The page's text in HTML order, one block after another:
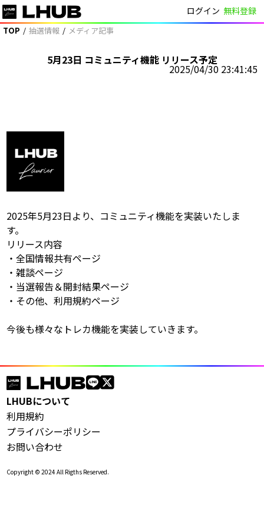
LHUB
ログイン 無料登録
TOP 抽選情報 メディア記事
5月23日 コミュニティ機能 リリース予定
2025/04/30 23:41:45
2025年5月23日より、コミュニティ機能を実装いたしま
す。
リリース‬内容
‪・全国情報共有ページ
‪・雑談‬ページ
・当選報告＆開封結果ページ
・その他、利用規約ページ
今後も様々なトレカ機能を実装していきます。
LHUB
LHUBについて
利用規約
プライバシーポリシー
お問い合わせ
Copyright © 2024 All Rigths Reserved.